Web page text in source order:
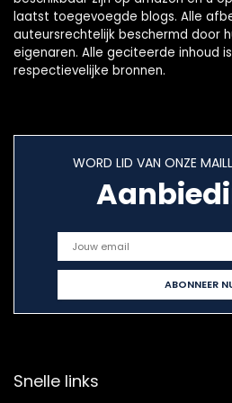
laatst toegevoegde blogs. Alle
auteursrechtelijk beschermd door
eigenaren. Alle geciteerde inhoud
respectievelijke bronnen.
WORD LID VAN ONZE
Snelle links